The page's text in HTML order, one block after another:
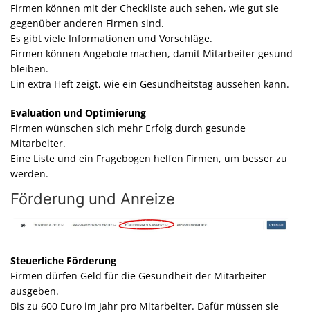
Firmen können mit der Checkliste auch sehen, wie gut sie
gegenüber anderen Firmen sind.
Es gibt viele Informationen und Vorschläge.
Firmen können Angebote machen, damit Mitarbeiter gesund
bleiben.
Ein extra Heft zeigt, wie ein Gesundheitstag aussehen kann.
Evaluation und Optimierung
Firmen wünschen sich mehr Erfolg durch gesunde
Mitarbeiter.
Eine Liste und ein Fragebogen helfen Firmen, um besser zu
werden.
Förderung und Anreize
Steuerliche Förderung
Firmen dürfen Geld für die Gesundheit der Mitarbeiter
ausgeben.
Bis zu 600 Euro im Jahr pro Mitarbeiter. Dafür müssen sie